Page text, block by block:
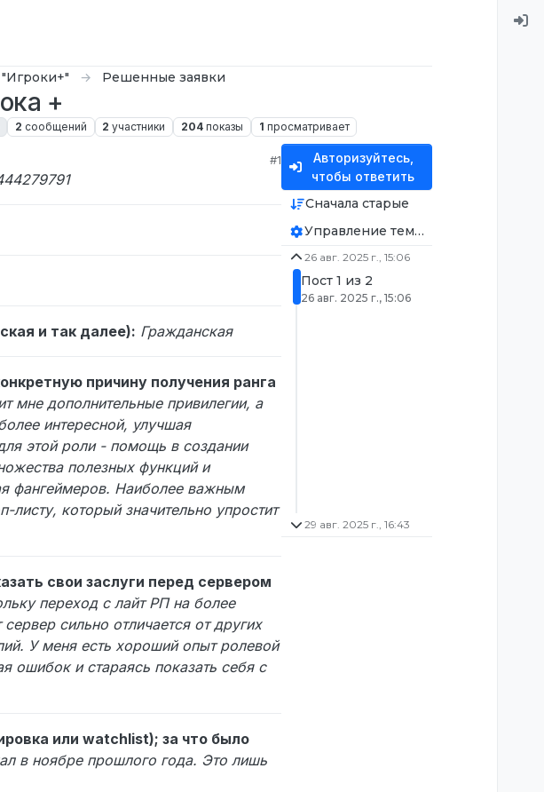
Решенные заявки
+
2 сообщений 2 участники 204 показы 1 просматривает
#1
и так далее): Гражданская
причину получения ранга
мне дополнительные привилегии, а
интересной, улучшая
этой роли - помощь в создании
полезных функций и
фангеймеров. Наиболее важным
который значительно упростит
свои заслуги перед сервером
переход с лайт РП на более
сильно отличается от других
У меня есть хороший опыт ролевой
ошибок и стараясь показать себя с
или watchlist); за что было
в ноябре прошлого года. Это лишь
Авторизуйтесь,
чтобы ответить
Сначала старые
Управление темой
26 авг. 2025 г., 15:06
Пост 1 из 2
26 авг. 2025 г., 15:06
29 авг. 2025 г., 16:43